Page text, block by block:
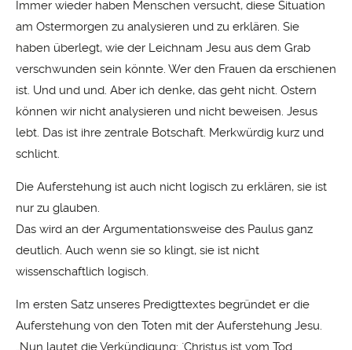
Immer wieder haben Menschen versucht, diese Situation
am Ostermorgen zu analysieren und zu erklären. Sie
haben überlegt, wie der Leichnam Jesu aus dem Grab
verschwunden sein könnte. Wer den Frauen da erschienen
ist. Und und und. Aber ich denke, das geht nicht. Ostern
können wir nicht analysieren und nicht beweisen. Jesus
lebt. Das ist ihre zentrale Botschaft. Merkwürdig kurz und
schlicht.
Die Auferstehung ist auch nicht logisch zu erklären, sie ist
nur zu glauben.
Das wird an der Argumentationsweise des Paulus ganz
deutlich. Auch wenn sie so klingt, sie ist nicht
wissenschaftlich logisch.
Im ersten Satz unseres Predigttextes begründet er die
Auferstehung von den Toten mit der Auferstehung Jesu.
„Nun lautet die Verkündigung: `Christus ist vom Tod